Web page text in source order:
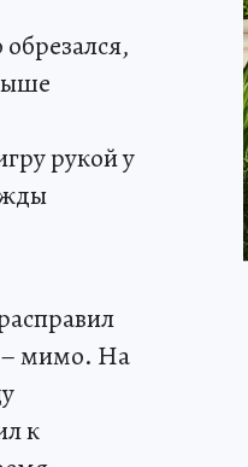
рукой у
– мимо. На
к